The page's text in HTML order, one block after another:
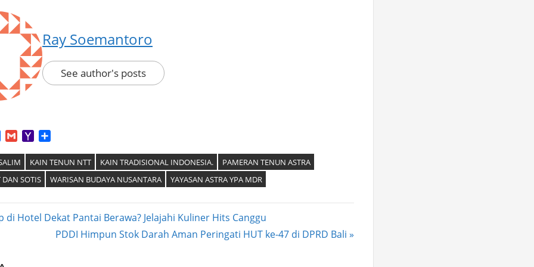
Ray Soemantoro
See author's posts
Facebook
GmailYahoo
KAIN TENUN NTT KAIN TRADISIONAL INDONESIA.
PAMERAN TENUN ASTRA
SOTIS
WARISAN BUDAYA NUSANTARA YAYASAN ASTRA YPA MDR
di Hotel Dekat Pantai Berawa? Jelajahi Kuliner Hits Canggu
Next
PDDI Himpun Stok Darah Aman Peringati HUT ke-47 di DPRD Bali